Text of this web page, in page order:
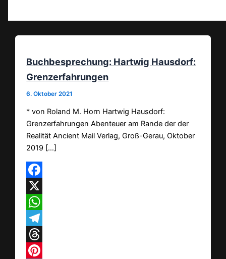
Buchbesprechung: Hartwig Hausdorf:
Grenzerfahrungen
6. Oktober 2021
* von Roland M. Horn Hartwig Hausdorf:
Grenzerfahrungen Abenteuer am Rande der der
Realität Ancient Mail Verlag, Groß-Gerau, Oktober
2019 […]
Facebook
X
WhatsApp
Telegram
Threads